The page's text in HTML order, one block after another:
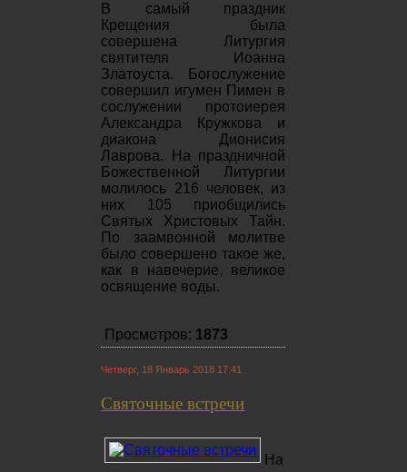
В самый праздник
Крещения была
совершена Литургия
святителя Иоанна
Златоуста. Богослужение
совершил игумен Пимен в
сослужении протоиерея
Александра Кружкова и
диакона Дионисия
Лаврова. На праздничной
Божественной Литургии
молилось 216 человек, из
них 105 приобщились
Святых Христовых Тайн.
По заамвонной молитве
было совершено такое же,
как в навечерие, великое
освящение воды.
Просмотров: 1873
Четверг, 18 Январь 2018 17:41
Святочные встречи
На